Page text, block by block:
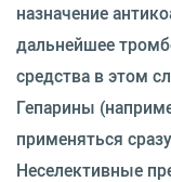
назначение
дальнейшее
средства в этом
Гепарины
применяться
Неселективные